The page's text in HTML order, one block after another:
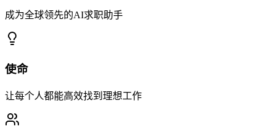
成为全球领先的AI求职助手
使命
让每个人都能高效找到理想工作